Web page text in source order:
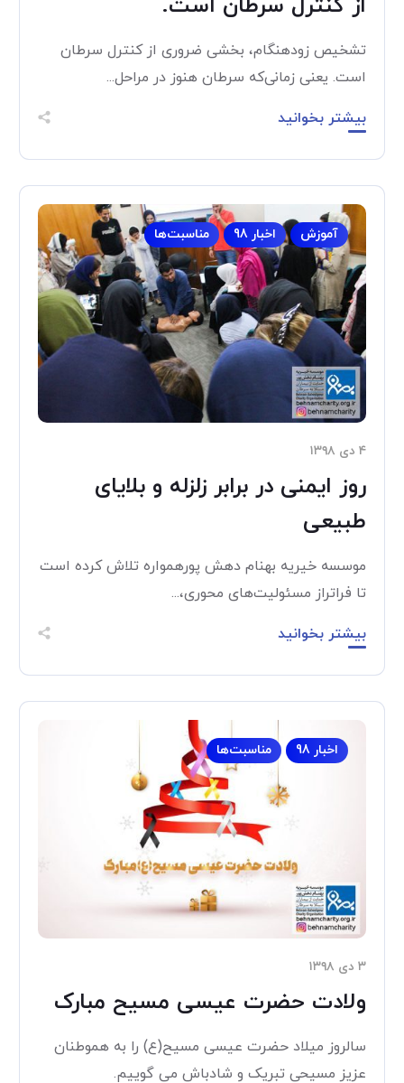
تشخیص زودهنگام، بخشی ضروری از کنترل سرطان
است. یعنی زمانی‌که سرطان هنوز در مراحل...
بیشتر بخوانید
آموزش اخبار 98 مناسبت‌ها
۴ دی ۱۳۹۸
روز ایمنی در برابر زلزله و بلایای
طبیعی
موسسه خیریه بهنام دهش پورهمواره تلاش کرده است
تا فراتراز مسئولیت‌های محوری،...
بیشتر بخوانید
اخبار 98 مناسبت‌ها
۳ دی ۱۳۹۸
ولادت حضرت عیسی مسیح مبارک
سالروز میلاد حضرت عیسی مسیح(ع) را به هموطنان
عزیز مسیحی تبریک و شادباش می گوییم.